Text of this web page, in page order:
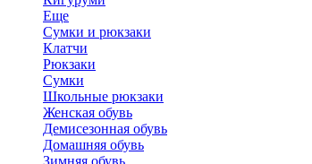
Еще
Сумки и рюкзаки
Клатчи
Рюкзаки
Сумки
Школьные рюкзаки
Женская обувь
Демисезонная обувь
Домашняя обувь
Зимняя обувь